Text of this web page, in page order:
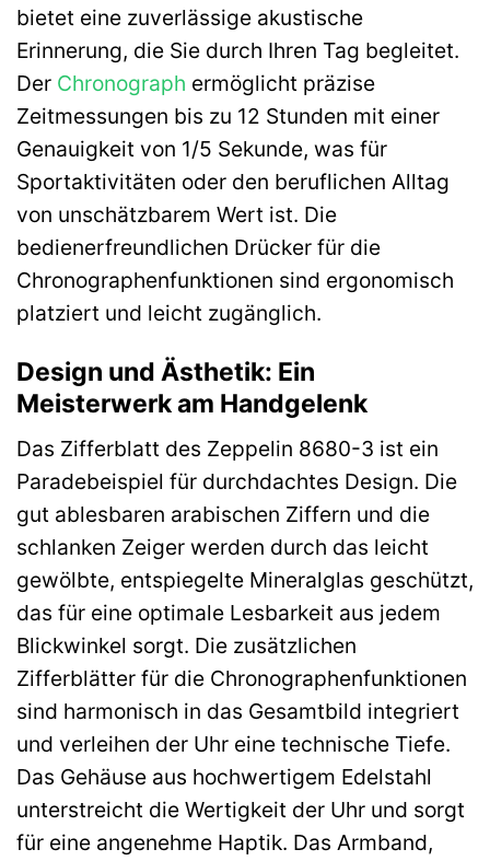
bietet eine zuverlässige akustische
Erinnerung, die Sie durch Ihren Tag begleitet.
Der Chronograph ermöglicht präzise
Zeitmessungen bis zu 12 Stunden mit einer
Genauigkeit von 1/5 Sekunde, was für
Sportaktivitäten oder den beruflichen Alltag
von unschätzbarem Wert ist. Die
bedienerfreundlichen Drücker für die
Chronographenfunktionen sind ergonomisch
platziert und leicht zugänglich.
Design und Ästhetik: Ein
Meisterwerk am Handgelenk
Das Zifferblatt des Zeppelin 8680-3 ist ein
Paradebeispiel für durchdachtes Design. Die
gut ablesbaren arabischen Ziffern und die
schlanken Zeiger werden durch das leicht
gewölbte, entspiegelte Mineralglas geschützt,
das für eine optimale Lesbarkeit aus jedem
Blickwinkel sorgt. Die zusätzlichen
Zifferblätter für die Chronographenfunktionen
sind harmonisch in das Gesamtbild integriert
und verleihen der Uhr eine technische Tiefe.
Das Gehäuse aus hochwertigem Edelstahl
unterstreicht die Wertigkeit der Uhr und sorgt
für eine angenehme Haptik. Das Armband,